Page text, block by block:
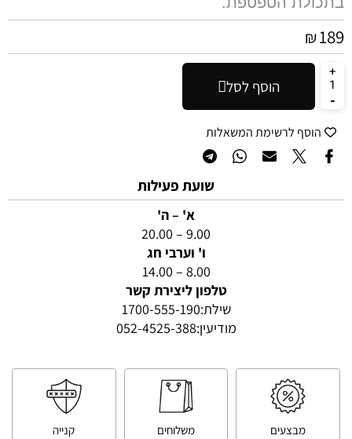
₪189
הוסף לסל
הוסף לרשימת המשאלות
שועת פעילות
א' – ה'
9.00 – 20.00
ו' וערבי חג
8.00 – 14.00
טלפון ליצירת קשר
שילת:1700-555-190
מודיעין:052-4525-388
מבצעים
משלוחים
קנייה